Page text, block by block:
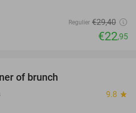
Regulier €29,40
€22,95
of brunch
9.8 star